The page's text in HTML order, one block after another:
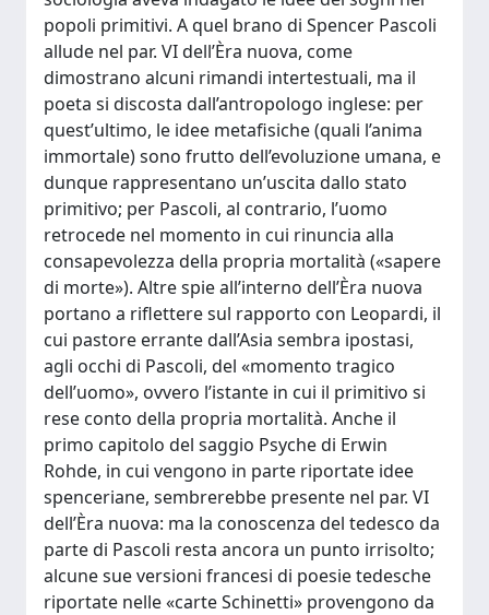
popoli primitivi. A quel brano di Spencer Pascoli
allude nel par. VI dell’Èra nuova, come
dimostrano alcuni rimandi intertestuali, ma il
poeta si discosta dall’antropologo inglese: per
quest’ultimo, le idee metafisiche (quali l’anima
immortale) sono frutto dell’evoluzione umana, e
dunque rappresentano un’uscita dallo stato
primitivo; per Pascoli, al contrario, l’uomo
retrocede nel momento in cui rinuncia alla
consapevolezza della propria mortalità («sapere
di morte»). Altre spie all’interno dell’Èra nuova
portano a riflettere sul rapporto con Leopardi, il
cui pastore errante dall’Asia sembra ipostasi,
agli occhi di Pascoli, del «momento tragico
dell’uomo», ovvero l’istante in cui il primitivo si
rese conto della propria mortalità. Anche il
primo capitolo del saggio Psyche di Erwin
Rohde, in cui vengono in parte riportate idee
spenceriane, sembrerebbe presente nel par. VI
dell’Èra nuova: ma la conoscenza del tedesco da
parte di Pascoli resta ancora un punto irrisolto;
alcune sue versioni francesi di poesie tedesche
riportate nelle «carte Schinetti» provengono da